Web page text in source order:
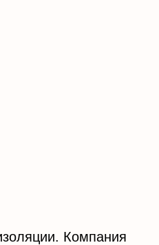
Компания